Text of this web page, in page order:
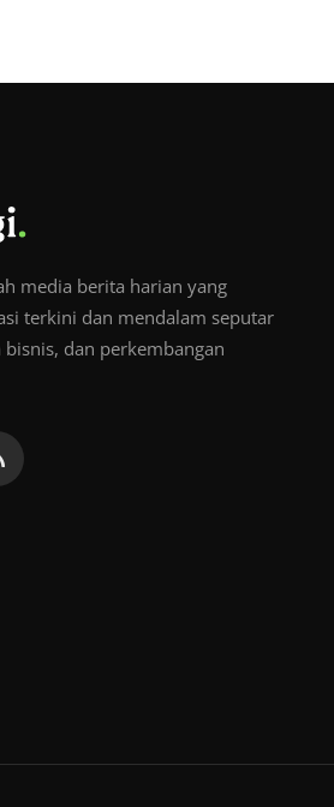
media berita harian yang
terkini dan mendalam seputar
dan perkembangan